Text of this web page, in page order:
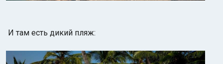
И там есть дикий пляж: